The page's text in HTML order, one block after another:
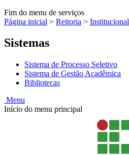
Fim do menu de serviços
Página inicial > Reitoria > Institucional
Sistemas
Sistema de Processo Seletivo
Sistema de Gestão Acadêmica
Bibliotecas
Menu
Início do menu principal